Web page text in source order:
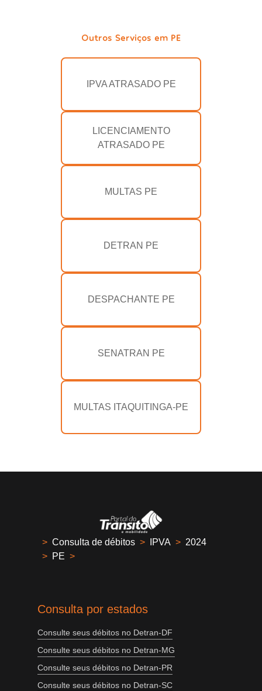
Outros Serviços em PE
IPVA ATRASADO PE
LICENCIAMENTO
ATRASADO PE
MULTAS PE
DETRAN PE
DESPACHANTE PE
SENATRAN PE
MULTAS ITAQUITINGA-PE
> Consulta de débitos > IPVA > 2024
> PE >
Consulta por estados
Consulte seus débitos no Detran-DF
Consulte seus débitos no Detran-MG
Consulte seus débitos no Detran-PR
Consulte seus débitos no Detran-SC